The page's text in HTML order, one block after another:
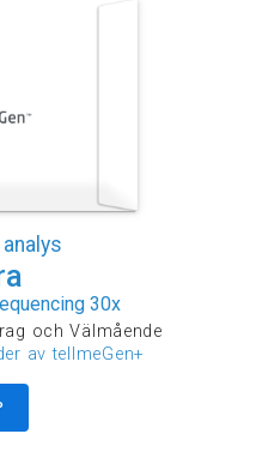
30x
och Välmående
av tellmeGen+